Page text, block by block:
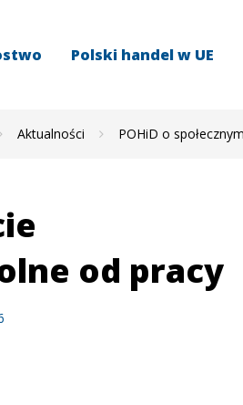
Polski handel w UE
Aktualności POHiD o
od pracy